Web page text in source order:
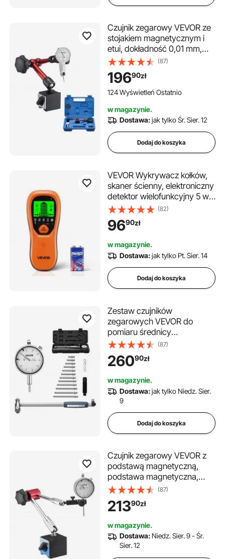
Czujnik zegarowy VEVOR ze
stojakiem magnetycznym i
etui, dokładność 0,01 mm,
zakres 0–0,76 mm, uchwyt z
mikrokulką do pomiarów w
ciasnych przestrzeniach, w
obróbce przemysłowej i
(87)
19690zł
124 Wyświetleń Ostatnio
w magazynie.
Dostawa:jak tylko Śr. Sier. 12
Dodaj do koszyka
VEVOR Wykrywacz kołków,
skaner ścienny, elektroniczny
detektor wielofunkcyjny 5 w 1
z inteligentnym czujnikiem,
wyświetlaczem LCD o
wysokiej rozdzielczości i
metalu, kabli prądu
przemiennego, kołków, rur,
pomarańczowy
(82)
9690zł
w magazynie.
Dostawa:jak tylko Pt. Sier. 14
Dodaj do koszyka
Zestaw czujników
zegarowych VEVOR do
pomiaru średnicy
wewnętrznej, czujnik
zegarowy o dokładności 0,03
mm, czujnik średnicy 0-6,35
prętem, etui, kowadła do
pomiarów obróbki
przemysłowej
(87)
26090zł
w magazynie.
Dostawa:jak tylko Niedz. Sier.
9
Dodaj do koszyka
Czujnik zegarowy VEVOR z
podstawą magnetyczną,
podstawa magnetyczna,
dokładność 0,03 mm, zakres
0–25,4 mm, uchwyt czujnika
zegarowego, profesjonalny
pomiar w wąskich
obszarach, łatwy do odczytu
(87)
21390zł
w magazynie.
Dostawa: Niedz. Sier. 9 - Śr.
Sier. 12